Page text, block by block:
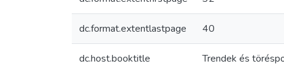
dc.format.extentlastpage 40
dc.host.booktitle Trendek és